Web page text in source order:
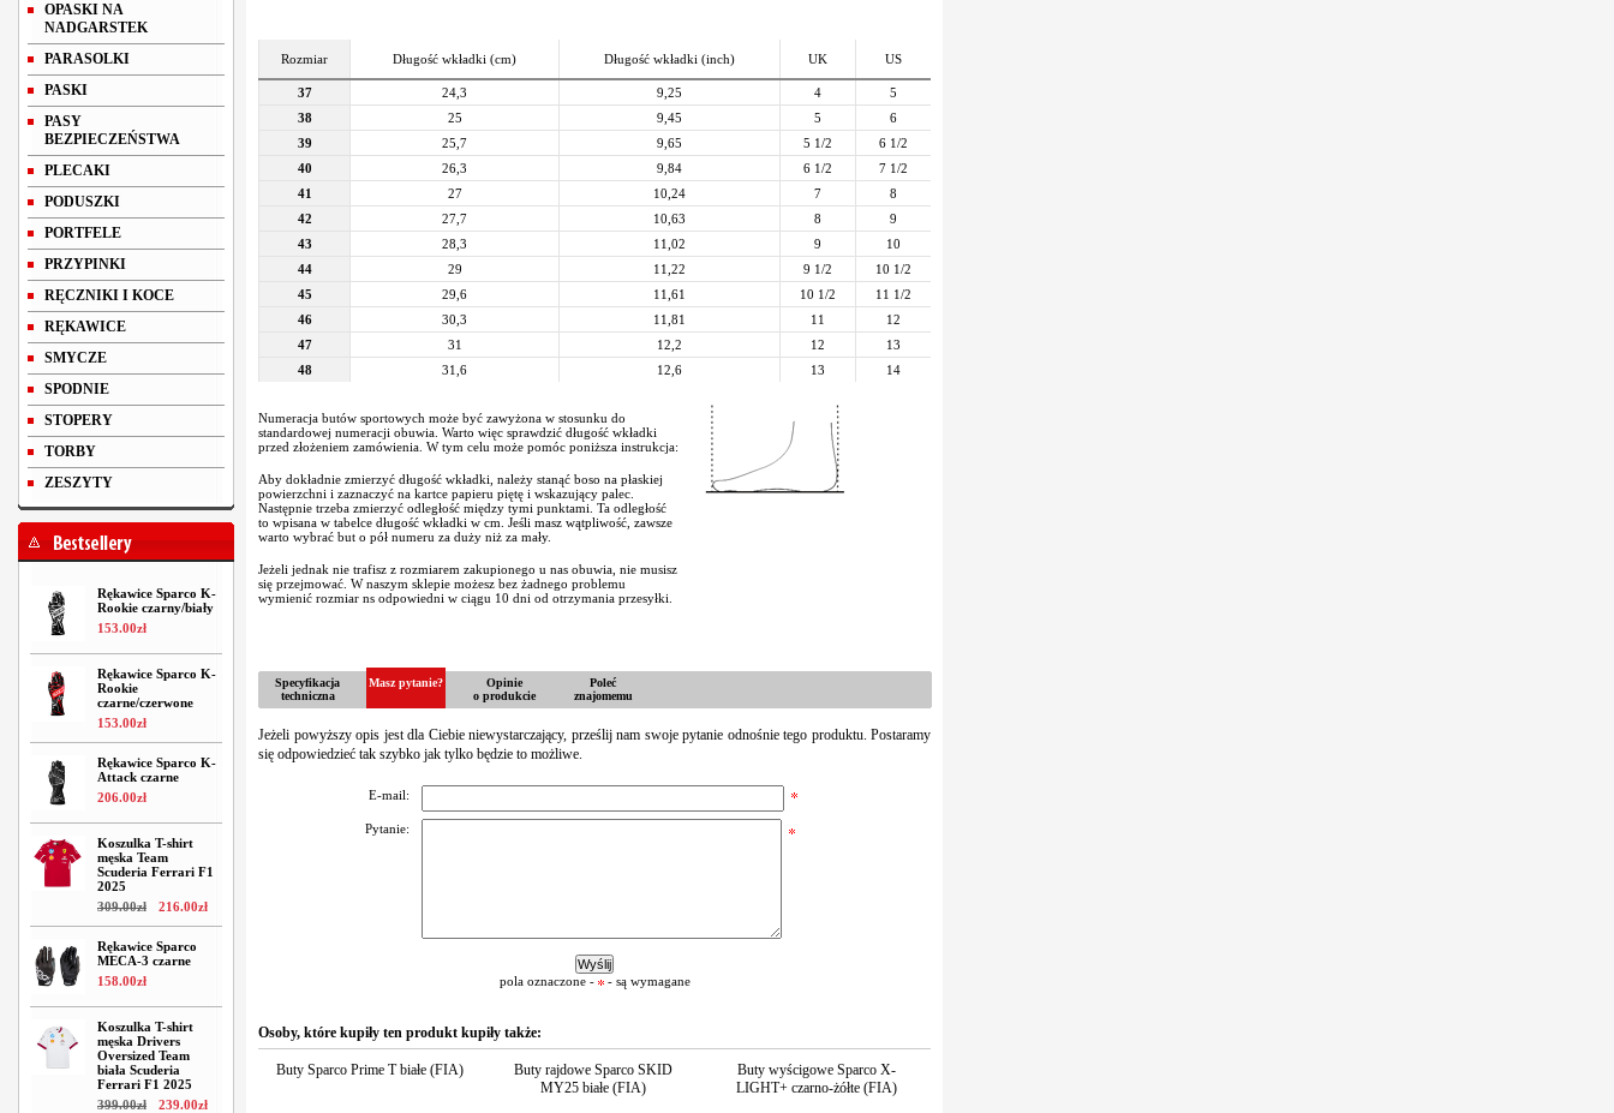
OPASKI NA
NADGARSTEK
PARASOLKI
PASKI
PASY
BEZPIECZEŃSTWA
PLECAKI
PODUSZKI
PORTFELE
PRZYPINKI
RĘCZNIKI I KOCE
RĘKAWICE
SMYCZE
SPODNIE
STOPERY
TORBY
ZESZYTY
Rękawice Sparco K-
Rookie czarny/biały
153.00zł
Rękawice Sparco K-
Rookie
czarne/czerwone
153.00zł
Rękawice Sparco K-
Attack czarne
206.00zł
Koszulka T-shirt
męska Team
Scuderia Ferrari F1
2025
309.00zł 216.00zł
Rękawice Sparco
MECA-3 czarne
158.00zł
Koszulka T-shirt
męska Drivers
Oversized Team
biała Scuderia
Ferrari F1 2025
399.00zł 239.00zł
Rozmiar Długość wkładki (cm) Długość wkładki (inch) UK US
37 24,3 9,25 4
5
38
25 9,45 5
6
39
25,7 9,65 5 1/2
6 1/2
40
26,3 9,84 6 1/2
7 1/2
41
27 10,24 7
8
42
27,7 10,63 8
9
43
28,3 11,02 9
10
44
29 11,22 9 1/2
10 1/2
45
29,6 11,61 10 1/2
11 1/2
46
30,3 11,81 11
12
47
31 12,2 12
13
48
31,6 12,6 13 14
Numeracja butów sportowych może być zawyżona w stosunku do
standardowej numeracji obuwia. Warto więc sprawdzić długość wkładki
przed złożeniem zamówienia. W tym celu może pomóc poniższa instrukcja:
Aby dokładnie zmierzyć długość wkładki, należy stanąć boso na płaskiej
powierzchni i zaznaczyć na kartce papieru piętę i wskazujący palec.
Następnie trzeba zmierzyć odległość między tymi punktami. Ta odległość
to wpisana w tabelce długość wkładki w cm. Jeśli masz wątpliwość, zawsze
warto wybrać but o pół numeru za duży niż za mały.
Jeżeli jednak nie trafisz z rozmiarem zakupionego u nas obuwia, nie musisz
się przejmować. W naszym sklepie możesz bez żadnego problemu
wymienić rozmiar ns odpowiedni w ciągu 10 dni od otrzymania przesyłki.
Specyfikacja
techniczna
Masz pytanie?
Opinie
o produkcie
Poleć
znajomemu
Jeżeli powyższy opis jest dla Ciebie niewystarczający, prześlij nam swoje pytanie odnośnie tego produktu. Postaramy
się odpowiedzieć tak szybko jak tylko będzie to możliwe.
E-mail:
Pytanie:
pola oznaczone - - są wymagane
Osoby, które kupiły ten produkt kupiły także:
Buty Sparco Prime T białe (FIA)
Buty rajdowe Sparco SKID
MY25 białe (FIA)
Buty wyścigowe Sparco X-
LIGHT+ czarno-żółte (FIA)